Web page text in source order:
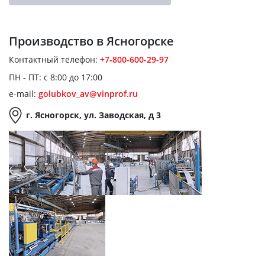
Производство в Ясногорске
Контактный телефон: +7-800-600-29-97
ПН - ПТ: с 8:00 до 17:00
e-mail: golubkov_av@vinprof.ru
г. Ясногорск, ул. Заводская, д 3